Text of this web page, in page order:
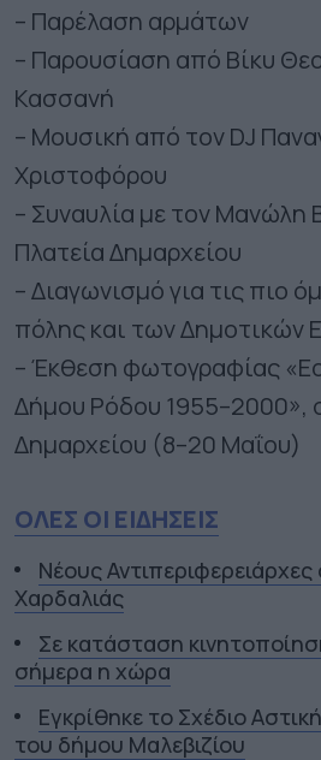
– Παρέλαση αρμάτων
– Παρουσίαση από Βίκυ
Κασσανή
– Μουσική από τον DJ
Χριστοφόρου
– Συναυλία με τον Μανώλη
Πλατεία Δημαρχείου
– Διαγωνισμό για τις πιο
πόλης και των Δημοτικών
– Έκθεση φωτογραφίας
Δήμου Ρόδου 1955–2000»,
Δημαρχείου (8–20 Μαΐου)
ΟΛΕΣ ΟΙ ΕΙΔΗΣΕΙΣ
Νέους Αντιπεριφερειάρχες
Χαρδαλιάς
Σε κατάσταση
σήμερα η χώρα
Εγκρίθηκε το Σχέδιο
του δήμου Μαλεβιζίου